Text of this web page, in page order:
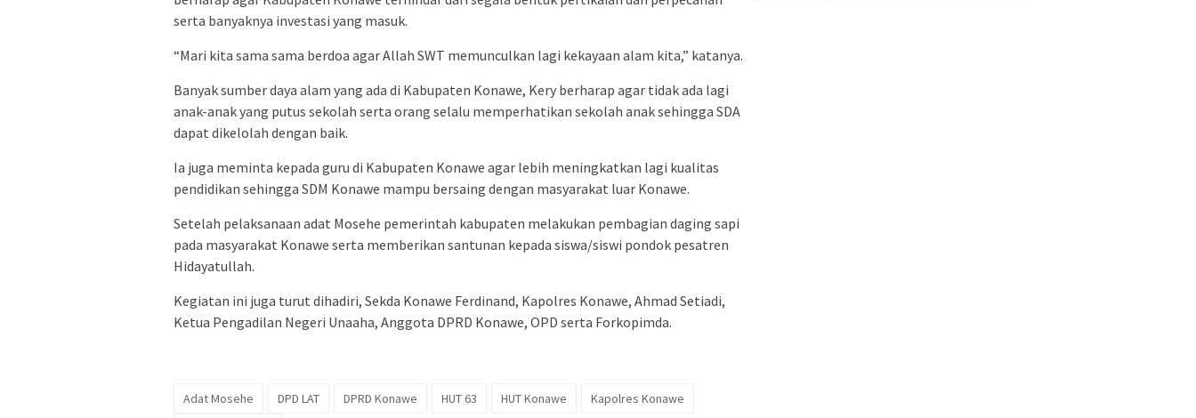
serta banyaknya investasi yang masuk.
“Mari kita sama sama berdoa agar Allah SWT memunculkan lagi kekayaan alam kita,” katanya.
Banyak sumber daya alam yang ada di Kabupaten Konawe, Kery berharap agar tidak ada lagi
anak-anak yang putus sekolah serta orang selalu memperhatikan sekolah anak sehingga SDA
dapat dikelolah dengan baik.
Ia juga meminta kepada guru di Kabupaten Konawe agar lebih meningkatkan lagi kualitas
pendidikan sehingga SDM Konawe mampu bersaing dengan masyarakat luar Konawe.
Setelah pelaksanaan adat Mosehe pemerintah kabupaten melakukan pembagian daging sapi
pada masyarakat Konawe serta memberikan santunan kepada siswa/siswi pondok pesatren
Hidayatullah.
Kegiatan ini juga turut dihadiri, Sekda Konawe Ferdinand, Kapolres Konawe, Ahmad Setiadi,
Ketua Pengadilan Negeri Unaaha, Anggota DPRD Konawe, OPD serta Forkopimda.
Adat Mosehe DPD LAT DPRD Konawe HUT 63 HUT Konawe
Kapolres Konawe